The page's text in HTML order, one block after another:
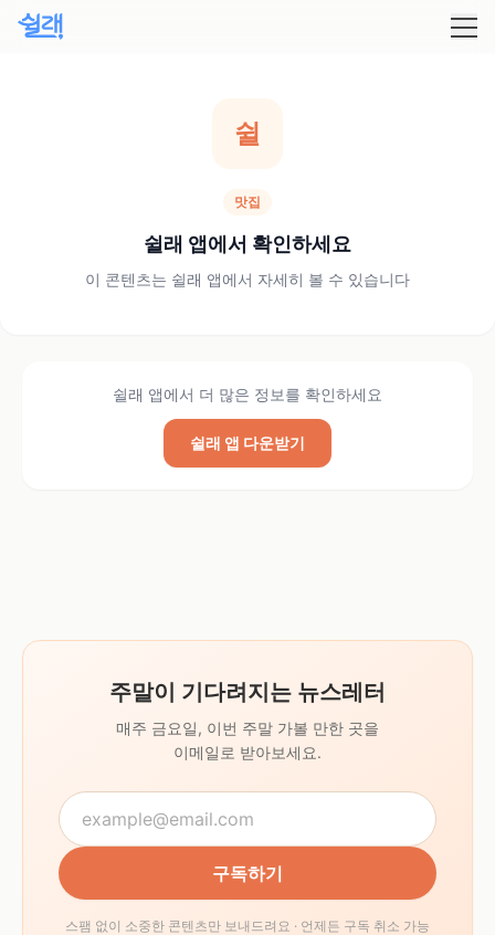
쉴
맛집
쉴래 앱에서 확인하세요
이 콘텐츠는 쉴래 앱에서 자세히 볼 수 있습니다
쉴래 앱에서 더 많은 정보를 확인하세요
쉴래 앱 다운받기
주말이 기다려지는 뉴스레터
매주 금요일, 이번 주말 가볼 만한 곳을
이메일로 받아보세요.
구독하기
스팸 없이 소중한 콘텐츠만 보내드려요 · 언제든 구독 취소 가능